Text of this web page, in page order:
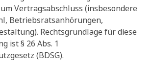
Vertragsabschluss (insbesondere
Betriebsratsanhörungen,
Rechtsgrundlage für diese
ist § 26 Abs. 1
(BDSG).